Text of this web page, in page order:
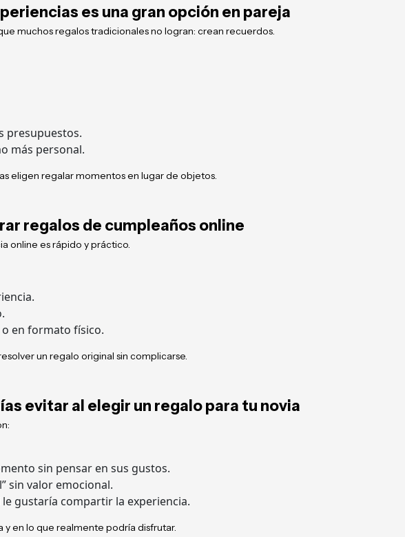
es una gran opción en pareja
muchos regalos tradicionales no logran: crean recuerdos.
presupuestos.
más personal.
eligen regalar momentos en lugar de objetos.
regalos de cumpleaños online
online es rápido y práctico.
en formato físico.
un regalo original sin complicarse.
evitar al elegir un regalo para tu novia
sin pensar en sus gustos.
sin valor emocional.
gustaría compartir la experiencia.
y en lo que realmente podría disfrutar.